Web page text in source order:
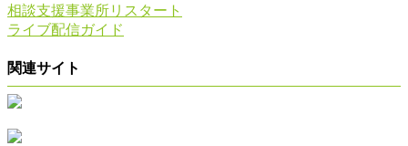
相談支援事業所リスタート
ライブ配信ガイド
関連サイト